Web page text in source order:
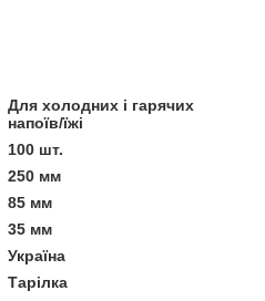
Для холодних і гарячих
напоїв/їжі
100 шт.
250 мм
85 мм
35 мм
Україна
Тарілка